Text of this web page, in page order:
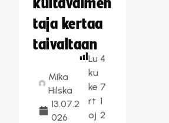
kultavalmen
taja kertaa
taivaltaan
Mika
Hilska
13.07.2
026
Lu
ku
ke
rt
oj
4
7
1
2